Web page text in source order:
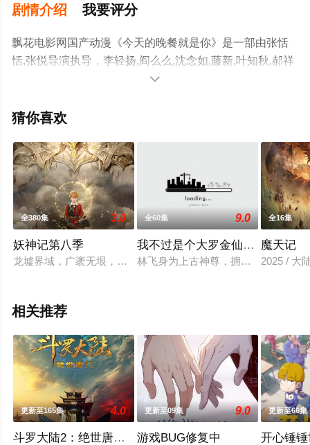
剧情介绍 我要评分
飘花电影网国产动漫《今天的晚餐就是你》是一部由张恬
恬,张悦导演执导，李轻扬,阎么么,沈念如,藤新,叶知秋,郝祥
海,图特哈蒙,依欣,常蓉珊,瞳音等演员精彩演绎的中国大陆
删减完整版动漫全集就上飘花影院，更多相关信息可移步

猜你喜欢
全380集 3.0
妖神记第八季
龙墟界域，广袤无垠，宗门林立。羽神宗独占东方一隅，传承
全60集 9.0
我不过是个大罗金仙动态漫画
林飞身为上古神尊，拥有无尽寿元，
全16集
魔天记
2025 / 大
相关推荐
更新至165集 4.0
斗罗大陆2：绝世唐门2023
更新至09集 9.0
游戏BUG修复中
更新至66集
开心锤